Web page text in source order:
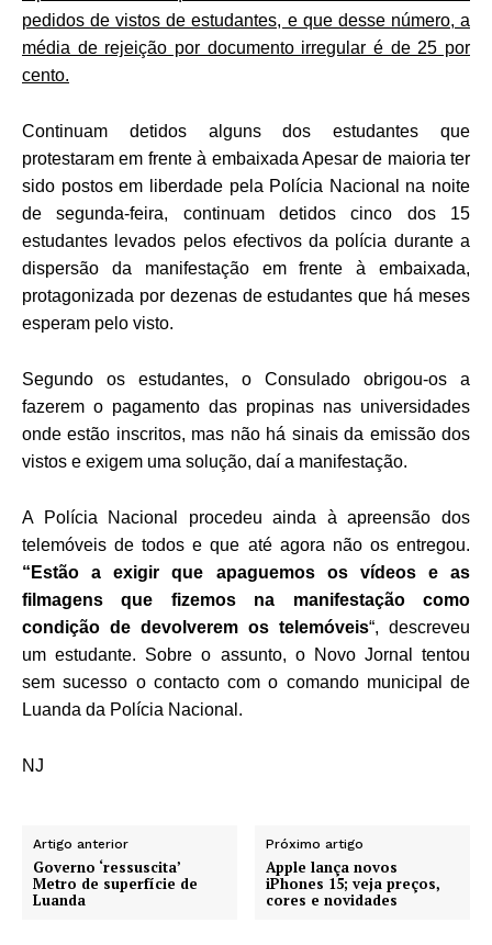
pedidos de vistos de estudantes, e que desse número, a
média de rejeição por documento irregular é de 25 por
cento.
Continuam detidos alguns dos estudantes que
protestaram em frente à embaixada Apesar de maioria ter
sido postos em liberdade pela Polícia Nacional na noite
de segunda-feira, continuam detidos cinco dos 15
estudantes levados pelos efectivos da polícia durante a
dispersão da manifestação em frente à embaixada,
protagonizada por dezenas de estudantes que há meses
esperam pelo visto.
Segundo os estudantes, o Consulado obrigou-os a
fazerem o pagamento das propinas nas universidades
onde estão inscritos, mas não há sinais da emissão dos
vistos e exigem uma solução, daí a manifestação.
A Polícia Nacional procedeu ainda à apreensão dos
telemóveis de todos e que até agora não os entregou.
“Estão a exigir que apaguemos os vídeos e as
filmagens que fizemos na manifestação como
condição de devolverem os telemóveis“, descreveu
um estudante. Sobre o assunto, o Novo Jornal tentou
sem sucesso o contacto com o comando municipal de
Luanda da Polícia Nacional.
NJ
Artigo anterior
Governo ‘ressuscita’
Metro de superfície de
Luanda
Próximo artigo
Apple lança novos
iPhones 15; veja preços,
cores e novidades